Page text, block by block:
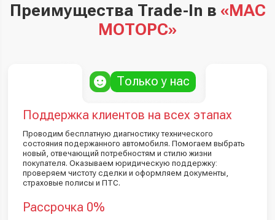
Преимущества Trade-In в «МАС
МОТОРС»
Только у нас
Поддержка клиентов на всех этапах
Проводим бесплатную диагностику технического
состояния подержанного автомобиля. Помогаем выбрать
новый, отвечающий потребностям и стилю жизни
покупателя. Оказываем юридическую поддержку:
проверяем чистоту сделки и оформляем документы,
страховые полисы и ПТС.
Рассрочка 0%